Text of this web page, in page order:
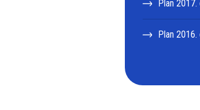
Plan 2017.
Plan 2016.